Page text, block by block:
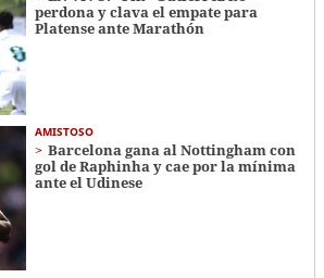
perdona y clava el empate para
Platense ante Marathón
AMISTOSO
Barcelona gana al Nottingham con
gol de Raphinha y cae por la mínima
ante el Udinese